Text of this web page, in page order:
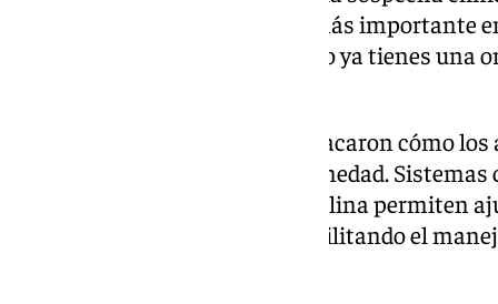
una prueba básica, “la prueba más importante
análisis de la glucemia y con eso ya tienes una
Los especialistas también destacaron cómo
mejorado el control de la enfermedad.
de glucosa o las bombas de insulina permiten
administración de insulina, facilitando el